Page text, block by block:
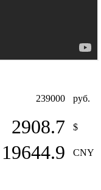
239000 руб.
2908.7 $
19644.9
CNY